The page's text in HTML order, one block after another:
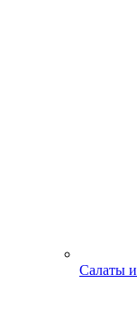
Салаты и